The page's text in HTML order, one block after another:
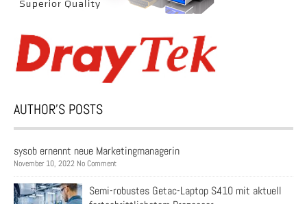
AUTHOR’S POSTS
sysob ernennt neue Marketingmanagerin
November 10, 2022 No Comment
Semi-robustes Getac-Laptop S410 mit aktuell